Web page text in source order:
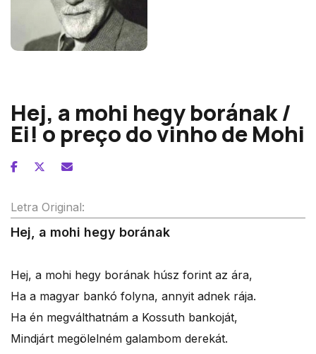
Hej, a mohi hegy borának /
Ei! o preço do vinho de Mohi
Letra Original:
Hej, a mohi hegy borának
Hej, a mohi hegy borának húsz forint az ára,
Ha a magyar bankó folyna, annyit adnek rája.
Ha én megválthatnám a Kossuth bankoját,
Mindjárt megölelném galambom derekát.